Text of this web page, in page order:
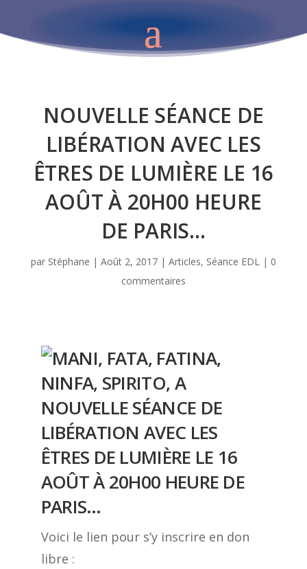
NOUVELLE SÉANCE DE
LIBÉRATION AVEC LES
ÊTRES DE LUMIÈRE LE 16
AOÛT À 20H00 HEURE
DE PARIS…
par Stéphane | Août 2, 2017| Articles, Séance EDL| 0
commentaires
NOUVELLE SÉANCE DE
LIBÉRATION AVEC LES
ÊTRES DE LUMIÈRE LE 16
AOÛT À 20H00 HEURE DE
PARIS…
Voici le lien pour s’y inscrire en don
libre :